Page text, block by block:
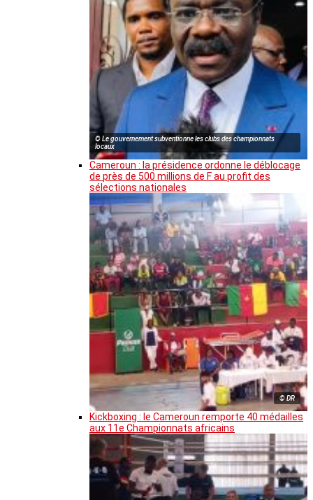
© Le gouvernement subventionne les clubs des championnats
locaux
Cameroun : la présidence ordonne le déblocage
de près de 500 millions de F au profit des
sélections nationales
© DR
Kickboxing : le Cameroun remporte 40 médailles
aux 11e Championnats africains